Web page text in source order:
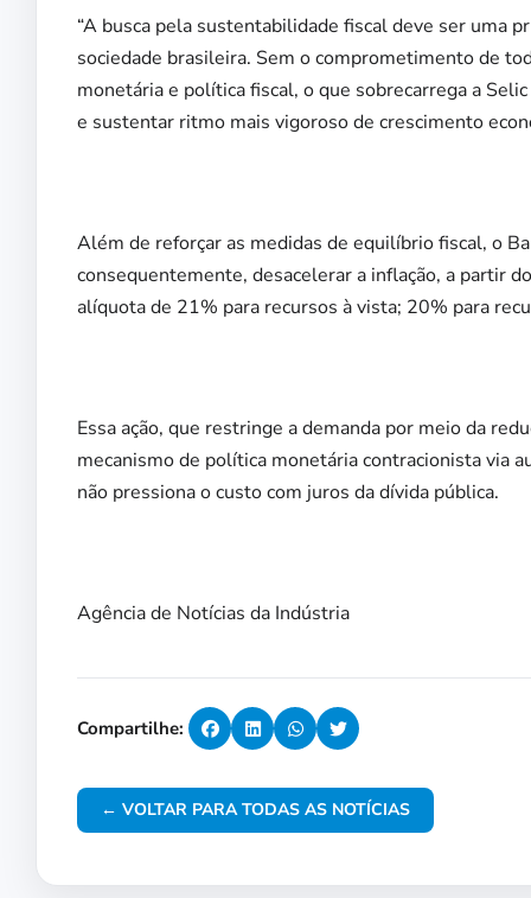
“A busca pela sustentabilidade fiscal deve ser uma
sociedade brasileira. Sem o comprometimento de
monetária e política fiscal, o que sobrecarrega a
e sustentar ritmo mais vigoroso de crescimento
Além de reforçar as medidas de equilíbrio fiscal, o
consequentemente, desacelerar a inflação, a partir
alíquota de 21% para recursos à vista; 20% para
Essa ação, que restringe a demanda por meio da
mecanismo de política monetária contracionista via
não pressiona o custo com juros da dívida pública.
Agência de Notícias da Indústria
Compartilhe:
← VOLTAR PARA TODAS AS NOTÍCIAS